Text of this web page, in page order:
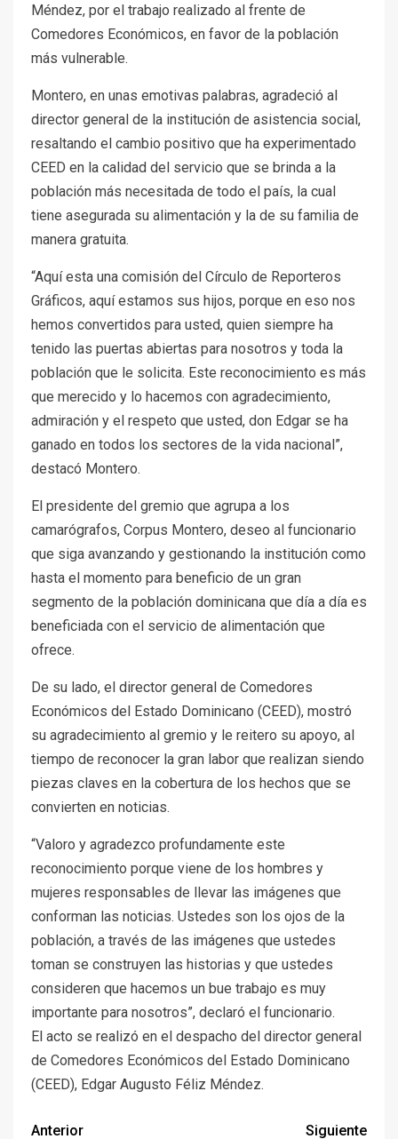
Méndez, por el trabajo realizado al frente de
Comedores Económicos, en favor de la población
más vulnerable.
Montero, en unas emotivas palabras, agradeció al
director general de la institución de asistencia social,
resaltando el cambio positivo que ha experimentado
CEED en la calidad del servicio que se brinda a la
población más necesitada de todo el país, la cual
tiene asegurada su alimentación y la de su familia de
manera gratuita.
“Aquí esta una comisión del Círculo de Reporteros
Gráficos, aquí estamos sus hijos, porque en eso nos
hemos convertidos para usted, quien siempre ha
tenido las puertas abiertas para nosotros y toda la
población que le solicita. Este reconocimiento es más
que merecido y lo hacemos con agradecimiento,
admiración y el respeto que usted, don Edgar se ha
ganado en todos los sectores de la vida nacional”,
destacó Montero.
El presidente del gremio que agrupa a los
camarógrafos, Corpus Montero, deseo al funcionario
que siga avanzando y gestionando la institución como
hasta el momento para beneficio de un gran
segmento de la población dominicana que día a día es
beneficiada con el servicio de alimentación que
ofrece.
De su lado, el director general de Comedores
Económicos del Estado Dominicano (CEED), mostró
su agradecimiento al gremio y le reitero su apoyo, al
tiempo de reconocer la gran labor que realizan siendo
piezas claves en la cobertura de los hechos que se
convierten en noticias.
“Valoro y agradezco profundamente este
reconocimiento porque viene de los hombres y
mujeres responsables de llevar las imágenes que
conforman las noticias. Ustedes son los ojos de la
población, a través de las imágenes que ustedes
toman se construyen las historias y que ustedes
consideren que hacemos un bue trabajo es muy
importante para nosotros”, declaró el funcionario.
El acto se realizó en el despacho del director general
de Comedores Económicos del Estado Dominicano
(CEED), Edgar Augusto Féliz Méndez.
Anterior Siguiente